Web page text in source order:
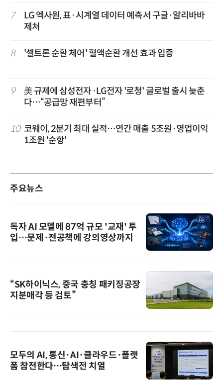
7
LG 엑사원, 표·시계열 데이터 예측서 구글·알리바바
제쳐
8 '셀트론 순환 체어' 혈액순환 개선 효과 입증
9
美 규제에 삼성전자·LG전자 '로청' 글로벌 출시 늦춘
다…“공급망 재편부터”
10 코웨이, 2분기 최대 실적…연간 매출 5조원·영업이익
1조원 '순항'
주요뉴스
독자 AI 모델에 87억 규모 '교재' 투
입…문제·전공책에 강의영상까지
“SK하이닉스, 중국 충칭 패키징공장
지분매각 등 검토”
모두의 AI, 통신·AI·클라우드·플랫
폼 참전한다…탐색전 치열